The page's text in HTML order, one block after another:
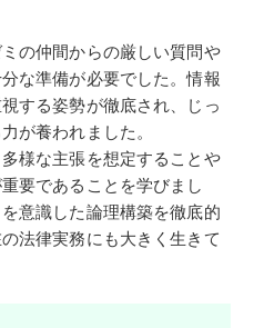
の仲間からの厳しい質問や
な準備が必要でした。情報
する姿勢が徹底され、じっ
が養われました。
様な主張を想定することや
要であることを学びまし
意識した論理構築を徹底的
法律実務にも大きく生きて